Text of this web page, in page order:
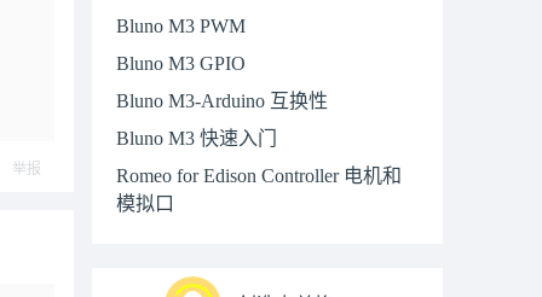
举报
Bluno M3 PWM
Bluno M3 GPIO
Bluno M3-Arduino 互换性
Bluno M3 快速入门
Romeo for Edison Controller 电机和
模拟口